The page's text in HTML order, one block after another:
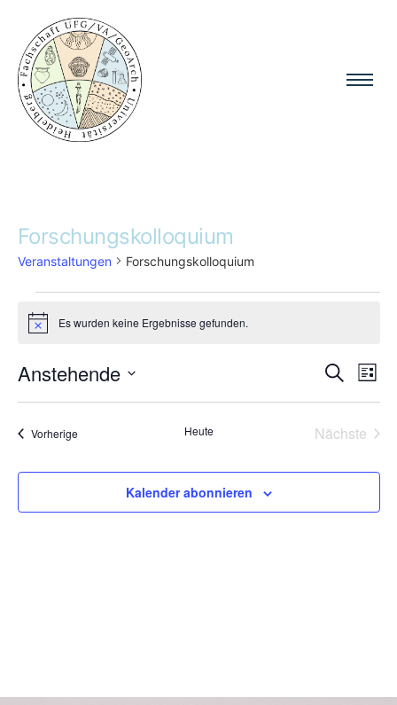
Forschungskolloquium
Veranstaltungen Forschungskolloquium
HinweisEs wurden keine Ergebnisse gefunden.
und
SucheListe
Anstehende
wählen.
VorherigeVeranstaltungen Heute Nächste
Kalender abonnieren